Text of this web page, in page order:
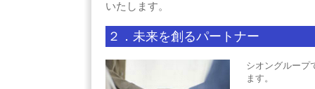
いたします。
２．未来を創るパートナー
シオングループ
ます。